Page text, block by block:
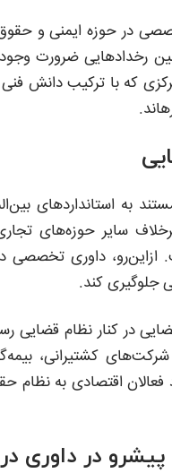
در حوزه ایمنی و
رخدادهایی ضرورت وجود
که با ترکیب دانش
استانداردهای
سایر حوزه‌های
ازاین‌رو، داوری تخصصی
جلوگیری کند.
در کنار نظام قضایی
کشتیرانی،
اقتصادی به
در داوری